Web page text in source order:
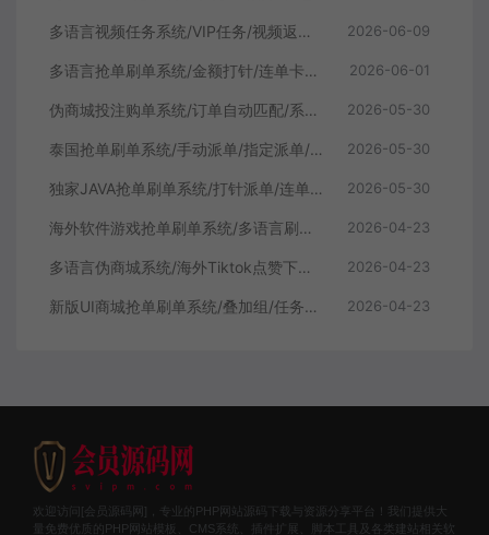
多语言视频任务系统/VIP任务/视频返利/余额宝/前端VUE 2026-06-09
多语言抢单刷单系统/金额打针/连单卡单/重置订单/签到 2026-06-01
伪商城投注购单系统/订单自动匹配/系统彩预设/代理后台 2026-05-30
泰国抢单刷单系统/手动派单/指定派单/信用分 2026-05-30
独家JAVA抢单刷单系统/打针派单/连单/重置订单/信用分 2026-05-30
海外软件游戏抢单刷单系统/多语言刷单/卡单连单 2026-04-23
多语言伪商城系统/海外Tiktok点赞下注/竞猜下注/开奖预设 2026-04-23
新版UI商城抢单刷单系统/叠加组/任务刷单/前端uniapp 2026-04-23
欢迎访问[会员源码网]，专业的PHP网站源码下载与资源分享平台！我们提供大
量免费优质的PHP网站模板、CMS系统、插件扩展、脚本工具及各类建站相关软